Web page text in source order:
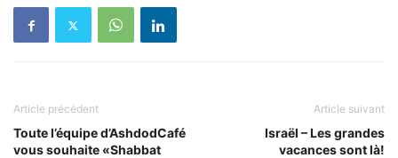
Article précédent
Toute l’équipe d’AshdodCafé
vous souhaite «Shabbat
Article suivant
Israël – Les grandes
vacances sont là!